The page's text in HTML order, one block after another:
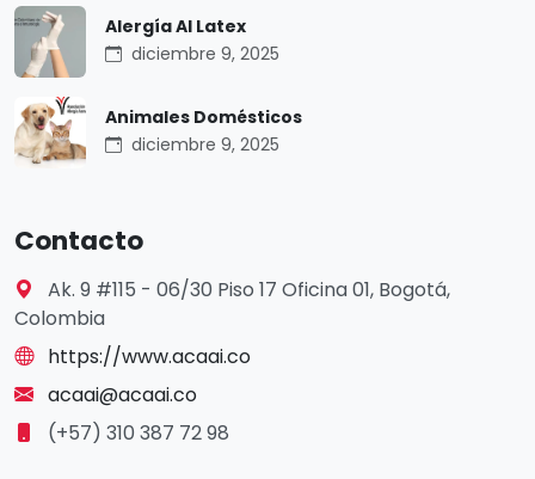
Alergía Al Latex
diciembre 9, 2025
Animales Domésticos
diciembre 9, 2025
Contacto
Ak. 9 #115 - 06/30 Piso 17 Oficina 01, Bogotá,
Colombia
https://www.acaai.co
acaai@acaai.co
(+57) 310 387 72 98